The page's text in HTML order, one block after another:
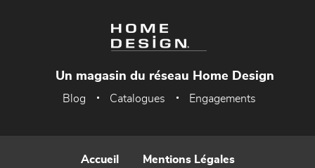
Un magasin du réseau Home Design
Blog Catalogues Engagements
Accueil Mentions Légales